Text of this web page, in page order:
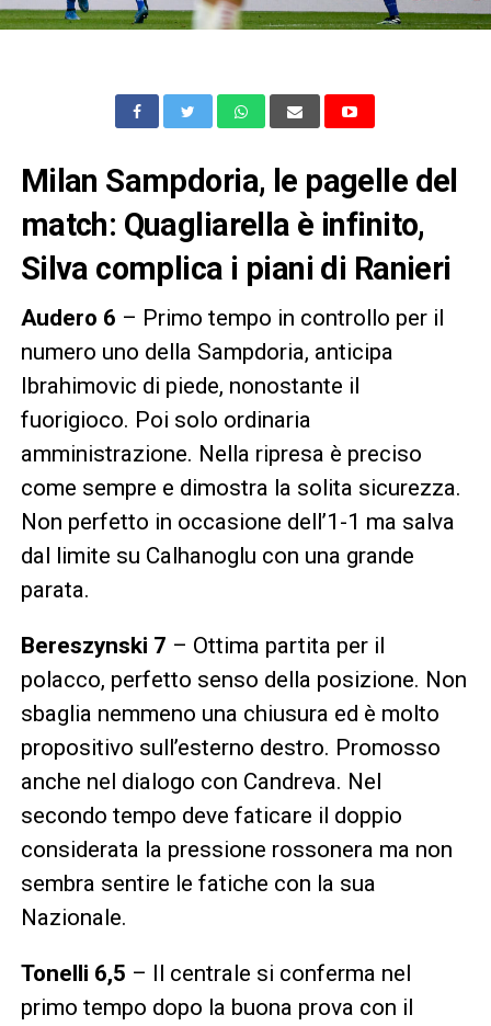
Milan Sampdoria, le pagelle del
match: Quagliarella è infinito,
Silva complica i piani di Ranieri
Audero 6 – Primo tempo in controllo per il
numero uno della Sampdoria, anticipa
Ibrahimovic di piede, nonostante il
fuorigioco. Poi solo ordinaria
amministrazione. Nella ripresa è preciso
come sempre e dimostra la solita sicurezza.
Non perfetto in occasione dell’1-1 ma salva
dal limite su Calhanoglu con una grande
parata.
Bereszynski 7 – Ottima partita per il
polacco, perfetto senso della posizione. Non
sbaglia nemmeno una chiusura ed è molto
propositivo sull’esterno destro. Promosso
anche nel dialogo con Candreva. Nel
secondo tempo deve faticare il doppio
considerata la pressione rossonera ma non
sembra sentire le fatiche con la sua
Nazionale.
Tonelli 6,5 – Il centrale si conferma nel
primo tempo dopo la buona prova con il